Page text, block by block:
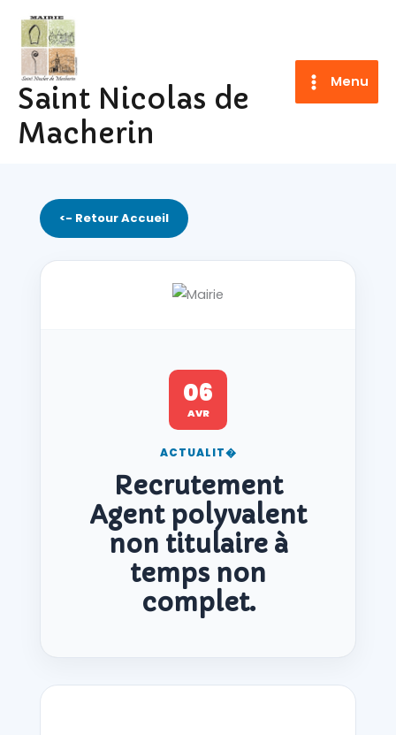
contenu
Saint Nicolas de
Macherin
Menu
<- Retour Accueil
06
AVR
ACTUALIT�
Recrutement
Agent polyvalent
non titulaire à
temps non
complet.